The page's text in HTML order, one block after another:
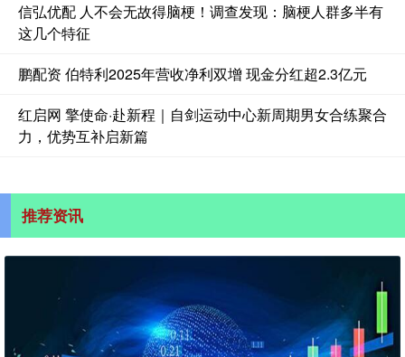
信弘优配 人不会无故得脑梗！调查发现：脑梗人群多半有
这几个特征
鹏配资 伯特利2025年营收净利双增 现金分红超2.3亿元
红启网 擎使命·赴新程｜自剑运动中心新周期男女合练聚合
力，优势互补启新篇
推荐资讯